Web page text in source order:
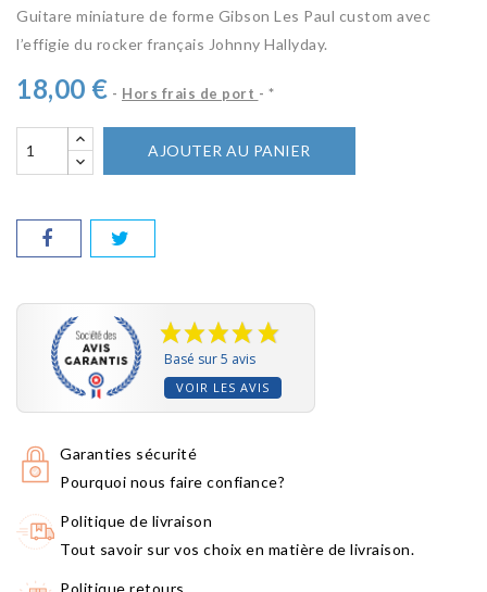
Guitare miniature de forme Gibson Les Paul custom avec
l’effigie du rocker français Johnny Hallyday.
18,00 € Hors frais de port *
AJOUTER AU PANIER
Basé sur 5 avis
VOIR LES AVIS
Garanties sécurité
Pourquoi nous faire confiance?
Politique de livraison
Tout savoir sur vos choix en matière de livraison.
Politique retours